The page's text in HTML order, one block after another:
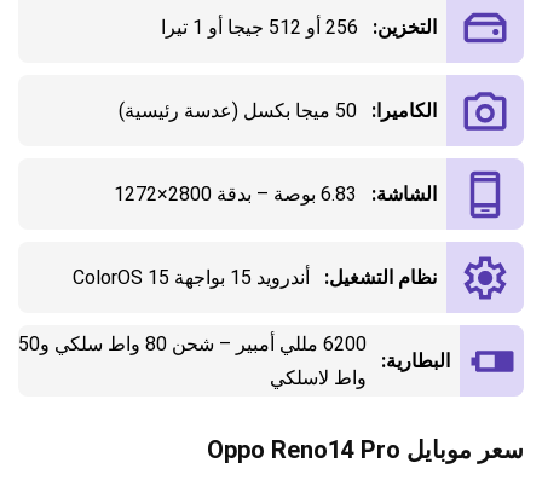
التخزين: 256 أو 512 جيجا أو 1 تيرا
الكاميرا: 50 ميجا بكسل (عدسة رئيسية)
الشاشة: 6.83 بوصة – بدقة 2800×1272
نظام التشغيل: أندرويد 15 بواجهة ColorOS 15
البطارية:
6200 مللي أمبير – شحن 80 واط سلكي و50
واط لاسلكي
سعر موبايل Oppo Reno14 Pro